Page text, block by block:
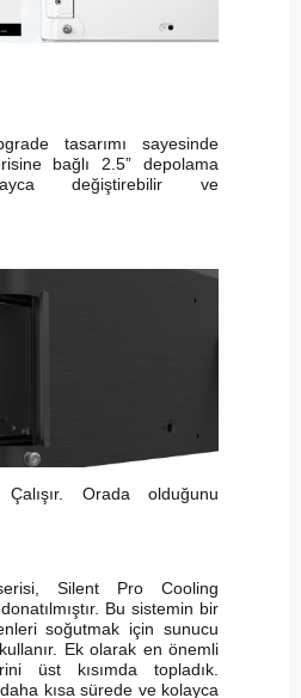
tasarımı sayesinde
bağlı 2.5” depolama
değiştirebilir ve
Orada olduğunu
Silent Pro Cooling
Bu sistemin bir
soğutmak için sunucu
Ek olarak en önemli
üst kısımda topladık.
kısa sürede ve kolayca